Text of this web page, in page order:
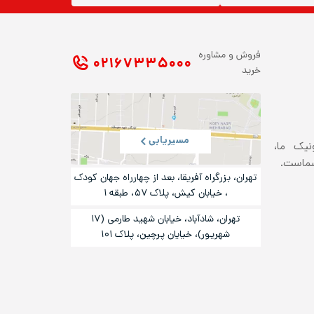
ما،
فروش و مشاوره
خرید
۰۲۱ ۶۷۳۳۵۰۰۰
مسیریابی
تهران، بزرگراه آفریقا، بعد از چهارراه جهان کودک
، خیابان کیش، پلاک ۵۷، طبقه ۱
تهران، شادآباد، خیابان شهید طارمی (۱۷
شهریور)، خیایان پرچین، پلاک ۱۰۱